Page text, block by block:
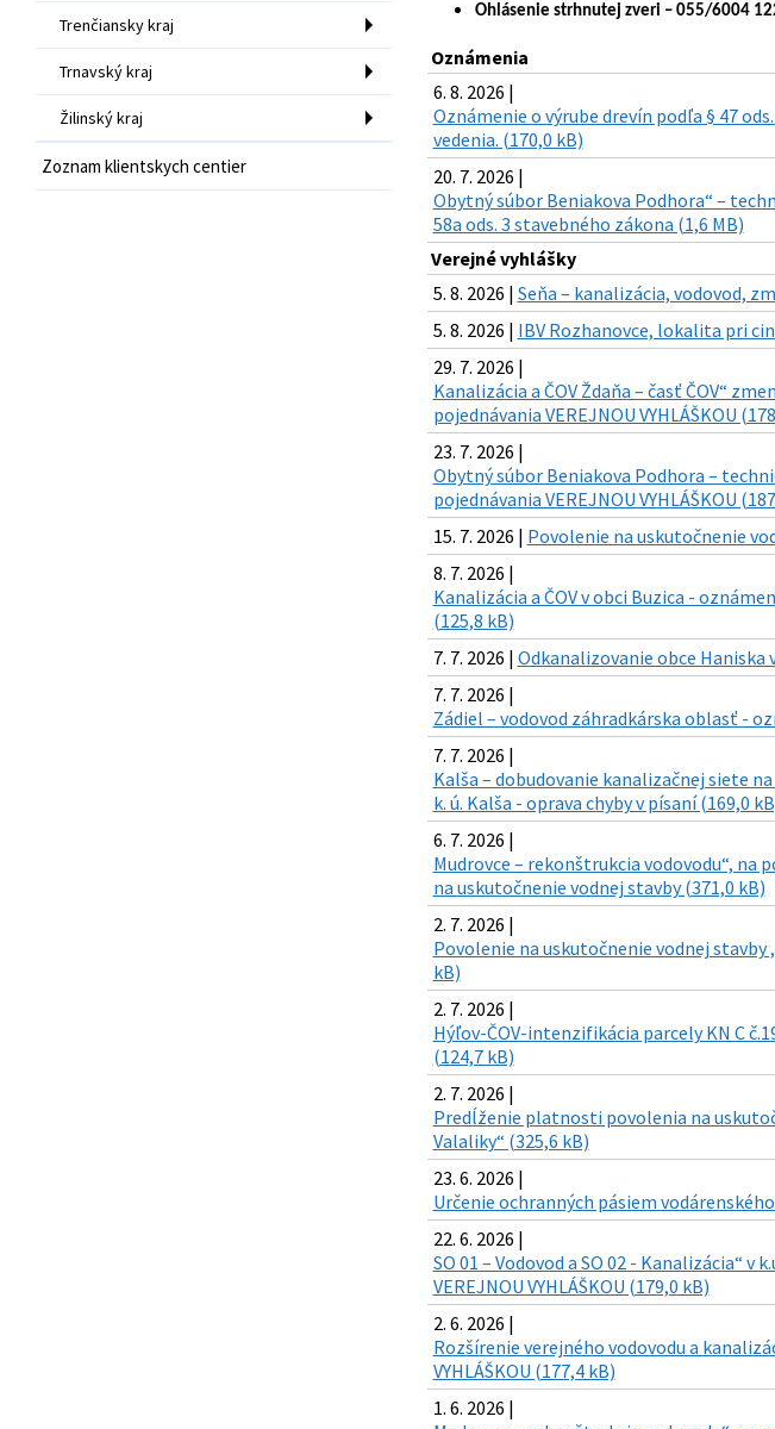
Trenčiansky kraj
Trnavský kraj
Žilinský kraj
Zoznam klientskych centier
Ohlásenie strhnutej zveri – 055/6004
Oznámenia
6. 8. 2026 |
Oznámenie o výrube drevín podľa § 47
vedenia. (170,0 kB)
20. 7. 2026 |
Obytný súbor Beniakova Podhora“ –
58a ods. 3 stavebného zákona (1,6 MB)
Verejné vyhlášky
5. 8. 2026 | Seňa – kanalizácia, vodovod,
5. 8. 2026 | IBV Rozhanovce, lokalita pri
29. 7. 2026 |
Kanalizácia a ČOV Ždaňa – časť ČOV“
pojednávania VEREJNOU VYHLÁŠKOU
23. 7. 2026 |
Obytný súbor Beniakova Podhora –
pojednávania VEREJNOU VYHLÁŠKOU
15. 7. 2026 | Povolenie na uskutočnenie
8. 7. 2026 |
Kanalizácia a ČOV v obci Buzica -
(125,8 kB)
7. 7. 2026 | Odkanalizovanie obce Haniska
7. 7. 2026 |
Zádiel – vodovod záhradkárska oblasť -
7. 7. 2026 |
Kalša – dobudovanie kanalizačnej siete
k. ú. Kalša - oprava chyby v písaní (169,0
6. 7. 2026 |
Mudrovce – rekonštrukcia vodovodu“, na
na uskutočnenie vodnej stavby (371,0 kB)
2. 7. 2026 |
Povolenie na uskutočnenie vodnej stavby
kB)
2. 7. 2026 |
Hýľov-ČOV-intenzifikácia parcely KN C
(124,7 kB)
2. 7. 2026 |
Predĺženie platnosti povolenia na
Valaliky“ (325,6 kB)
23. 6. 2026 |
Určenie ochranných pásiem
22. 6. 2026 |
SO 01 – Vodovod a SO 02 - Kanalizácia“
VEREJNOU VYHLÁŠKOU (179,0 kB)
2. 6. 2026 |
Rozšírenie verejného vodovodu a
VYHLÁŠKOU (177,4 kB)
1. 6. 2026 |